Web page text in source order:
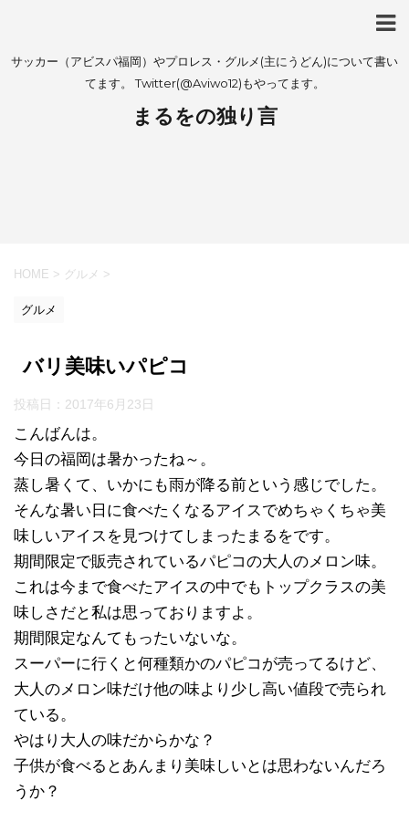
サッカー（アビスパ福岡）やプロレス・グルメ(主にうどん)について書い
てます。 Twitter(@Aviwo12)もやってます。
まるをの独り言
HOME > グルメ >
グルメ
バリ美味いパピコ
投稿日： 2017年6月23日
こんばんは。
今日の福岡は暑かったね～。
蒸し暑くて、いかにも雨が降る前という感じでした。
そんな暑い日に食べたくなるアイスでめちゃくちゃ美
味しいアイスを見つけてしまったまるをです。
期間限定で販売されているパピコの大人のメロン味。
これは今まで食べたアイスの中でもトップクラスの美
味しさだと私は思っておりますよ。
期間限定なんてもったいないな。
スーパーに行くと何種類かのパピコが売ってるけど、
大人のメロン味だけ他の味より少し高い値段で売られ
ている。
やはり大人の味だからかな？
子供が食べるとあんまり美味しいとは思わないんだろ
うか？